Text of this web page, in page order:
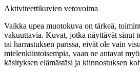
Aktiviteettikuvien vetovoima
Vaikka upea muotokuva on tärkeä,
vakuuttavia. Kuvat, jotka näyttävät sinut
tai harrastuksen parissa, eivät ole vain
mielenkiintoisempia, vaan ne antavat
käsityksen elämästäsi ja kiinnostuksen